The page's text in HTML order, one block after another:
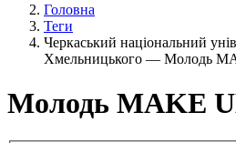
Головна
Теги
Черкаський національний
Хмельницького — Молодь
Молодь MAKE